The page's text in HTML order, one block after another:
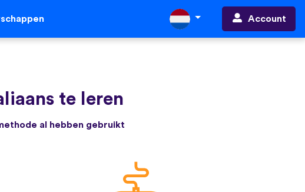
Account
te leren
al hebben gebruikt